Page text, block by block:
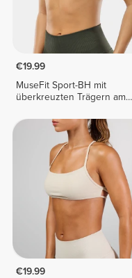
€19.99
MuseFit Sport-BH mit
überkreuzten Trägern am
€19.99